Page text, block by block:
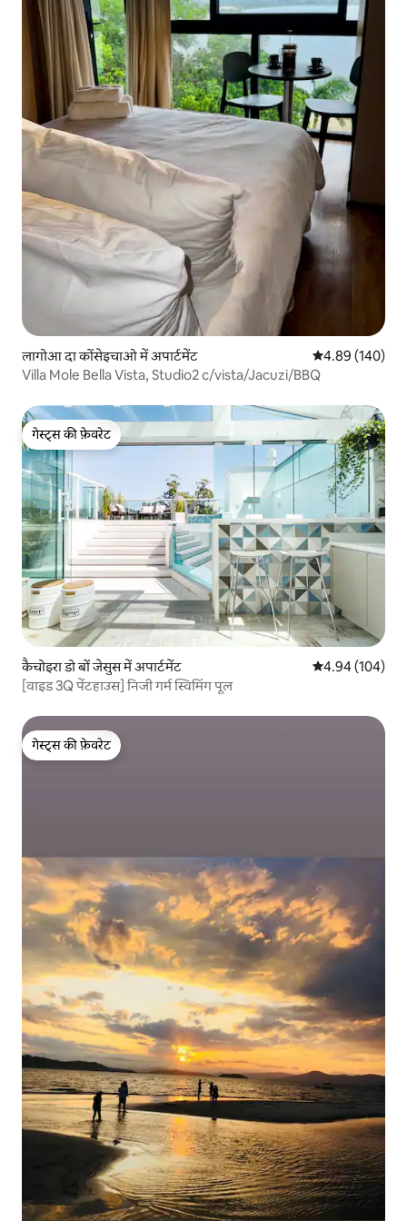
लागोआ दा कोंसेइचाओ में अपार्टमेंट औसत रेटिंग 5 में से
4.89 (140)
Villa Mole Bella Vista, Studio2 c/vista/Jacuzi/BBQ
गेस्ट्स की फ़ेवरेट
गेस्ट्स की फ़ेवरेट
कैचोइरा डो बों जेसुस में अपार्टमेंट औसत रेटिंग 5 में से
4.94 (104)
[वाइड 3Q पेंटहाउस] निजी गर्म स्विमिंग पूल
गेस्ट्स की फ़ेवरेट
गेस्ट्स की फ़ेवरेट